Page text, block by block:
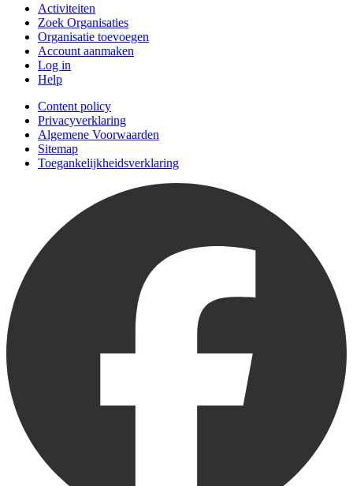
Activiteiten
Zoek Organisaties
Organisatie toevoegen
Account aanmaken
Log in
Help
Content policy
Privacyverklaring
Algemene Voorwaarden
Sitemap
Toegankelijkheidsverklaring